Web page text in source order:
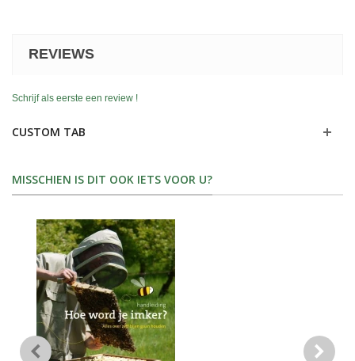
REVIEWS
Schrijf als eerste een review !
CUSTOM TAB
MISSCHIEN IS DIT OOK IETS VOOR U?